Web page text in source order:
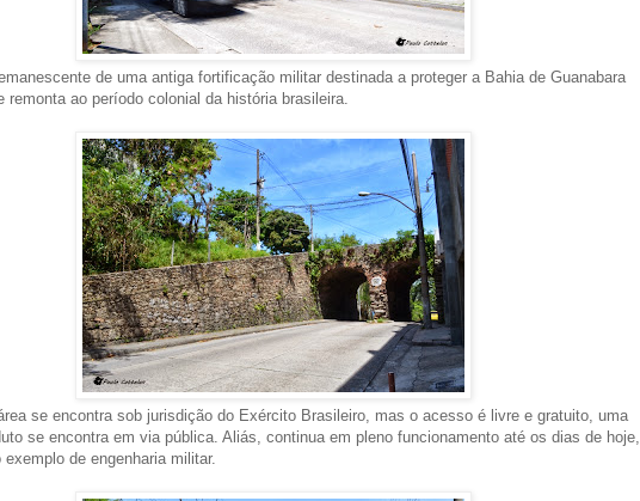
de uma antiga fortificação militar destinada a proteger a Bahia de Guanabara
remonta ao período colonial da história brasileira.
se encontra sob jurisdição do Exército Brasileiro, mas o acesso é livre e gratuito, uma
se encontra em via pública. Aliás, continua em pleno funcionamento até os dias de hoje,
de engenharia militar.